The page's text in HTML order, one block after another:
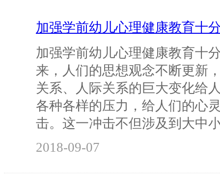
加强学前幼儿心理健康教育十
加强学前幼儿心理健康教育十
来，人们的思想观念不断更新
关系、人际关系的巨大变化给
各种各样的压力，给人们的心
击。这一冲击不但涉及到大中
2018-09-07